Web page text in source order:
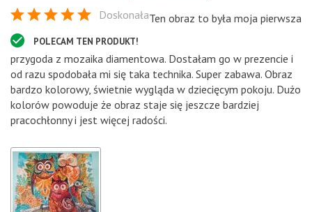
Doskonała
POLECAM TEN PRODUKT!
Ten obraz to była moja pierwsza
przygoda z mozaika diamentowa. Dostałam go w prezencie i
od razu spodobała mi się taka technika. Super zabawa. Obraz
bardzo kolorowy, świetnie wygląda w dziecięcym pokoju. Dużo
kolorów powoduje że obraz staje się jeszcze bardziej
pracochłonny i jest więcej radości.